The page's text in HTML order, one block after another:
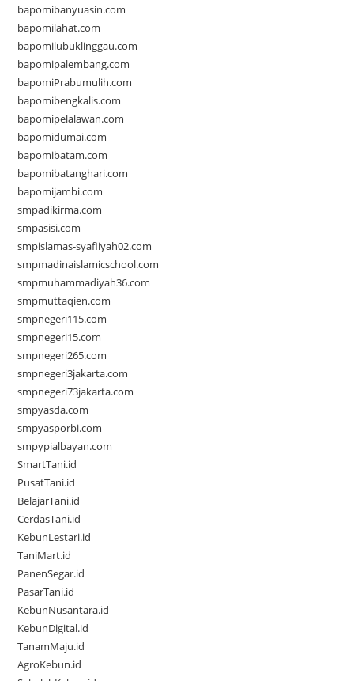
bapomibanyuasin.com
bapomilahat.com
bapomilubuklinggau.com
bapomipalembang.com
bapomiPrabumulih.com
bapomibengkalis.com
bapomipelalawan.com
bapomidumai.com
bapomibatam.com
bapomibatanghari.com
bapomijambi.com
smpadikirma.com
smpasisi.com
smpislamas-syafiiyah02.com
smpmadinaislamicschool.com
smpmuhammadiyah36.com
smpmuttaqien.com
smpnegeri115.com
smpnegeri15.com
smpnegeri265.com
smpnegeri3jakarta.com
smpnegeri73jakarta.com
smpyasda.com
smpyasporbi.com
smpypialbayan.com
SmartTani.id
PusatTani.id
BelajarTani.id
CerdasTani.id
KebunLestari.id
TaniMart.id
PanenSegar.id
PasarTani.id
KebunNusantara.id
KebunDigital.id
TanamMaju.id
AgroKebun.id